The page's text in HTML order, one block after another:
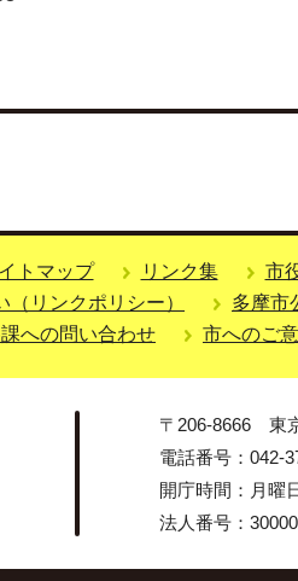
トマップ リンク集
市
（リンクポリシー）
多摩市
への問い合わせ
市へのご
〒206-8666 東
電話番号：042-
開庁時間：月曜
法人番号：